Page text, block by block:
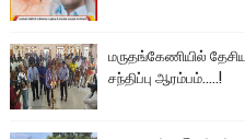
மருதங்கேணியில்
சந்திப்பு ஆரம்பம்.....!